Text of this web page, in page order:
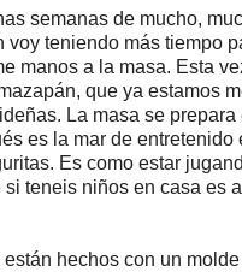
semanas de mucho,
voy teniendo más tiempo
manos a la masa. Esta
que ya estamos
La masa se prepara
es la mar de entretenido
Es como estar
teneis niños en casa es
hechos con un molde